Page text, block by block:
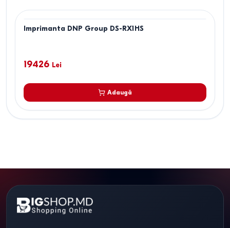
Imprimanta DNP Group DS-RX1HS
19426 Lei
Adaugă